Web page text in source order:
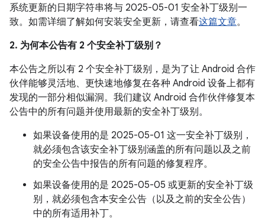
系统更新的日期字符串将与 2025-05-01 安全补丁级别一
致。如需详细了解如何安装安全更新，请查看这篇文章。
2. 为何本公告有 2 个安全补丁级别？
本公告之所以有 2 个安全补丁级别，是为了让 Android 合作
伙伴能够灵活地、更快速地修复在各种 Android 设备上都有
发现的一部分相似漏洞。我们建议 Android 合作伙伴修复本
公告中的所有问题并使用最新的安全补丁级别。
如果设备使用的是 2025-05-01 这一安全补丁级别，
就必须包含该安全补丁级别涵盖的所有问题以及之前
的安全公告中报告的所有问题的修复程序。
如果设备使用的是 2025-05-05 或更新的安全补丁级
别，就必须包含本安全公告（以及之前的安全公告）
中的所有适用补丁。